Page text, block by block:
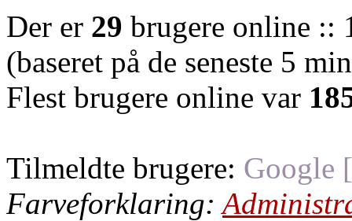
Der er 29 brugere online ::
(baseret på de seneste 5
Flest brugere online var
Tilmeldte brugere: Google
Farveforklaring: